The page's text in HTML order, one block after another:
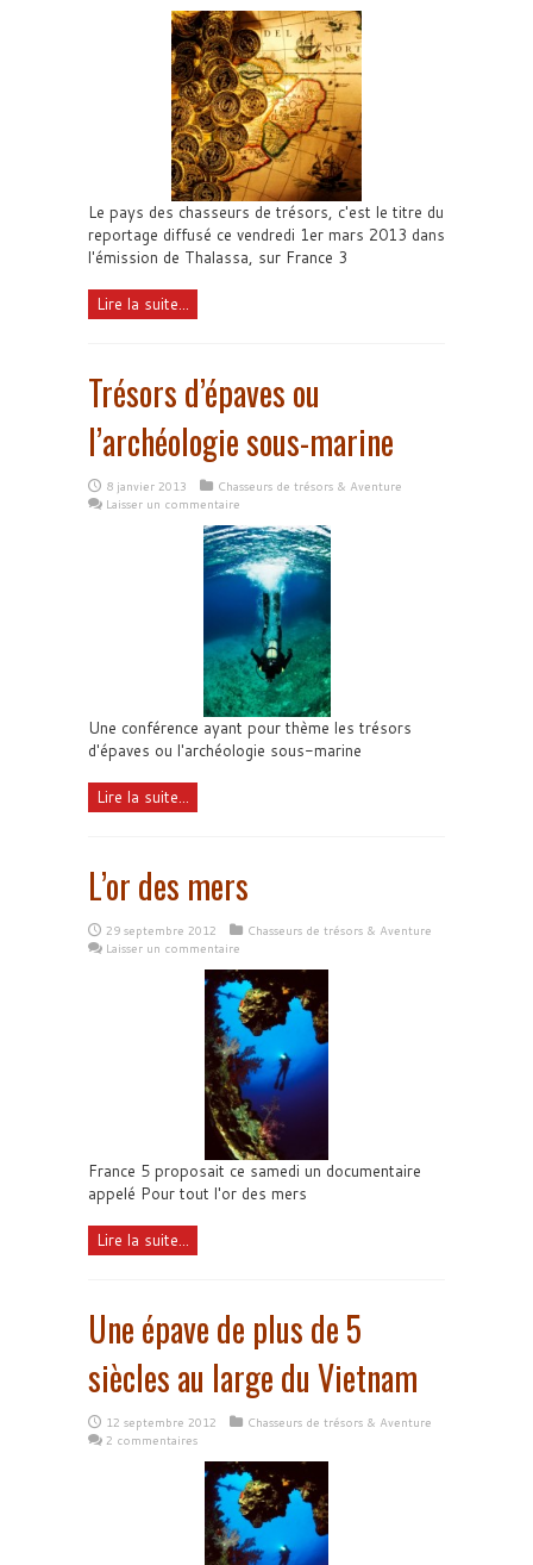
Le pays des chasseurs de trésors, c'est le titre du
reportage diffusé ce vendredi 1er mars 2013 dans
l'émission de Thalassa, sur France 3
Lire la suite...
Trésors d’épaves ou
l’archéologie sous-marine
8 janvier 2013
Chasseurs de trésors & Aventure
Laisser un commentaire
Une conférence ayant pour thème les trésors
d'épaves ou l'archéologie sous-marine
Lire la suite...
L’or des mers
29 septembre 2012
Chasseurs de trésors & Aventure
Laisser un commentaire
France 5 proposait ce samedi un documentaire
appelé Pour tout l'or des mers
Lire la suite...
Une épave de plus de 5
siècles au large du Vietnam
12 septembre 2012
Chasseurs de trésors & Aventure
2 commentaires